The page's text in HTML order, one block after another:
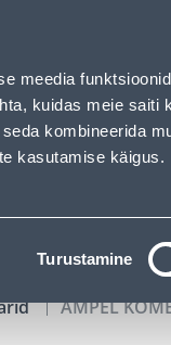
meedia
kuidas meie saiti
kombineerida
kasutamise käigus.
Turustamine
Logi
AMPEL